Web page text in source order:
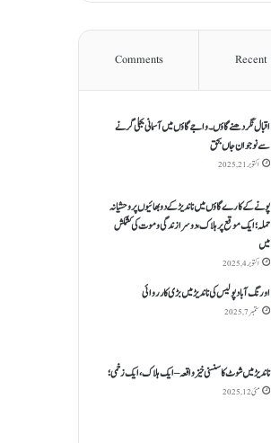
Recent
Comments
اقبال نگر دھنےگاؤں۔ واجےگاؤں میں آسمانی بجلی گرنے
سے نوجوان جاں بحق
اکتوبر 21, 2025
پونے کے کارےگاؤں میں ناندیڑ کے دو بھائیوں پر وحشیانہ
حملہ؛ ایک موقع پر ہلاک، دوسرا زندگی و موت کی کشمکش
میں
اکتوبر 4, 2025
اورنگ آباد پولیس کی ناندیڑ میں بڑی کارروائی
ستمبر 7, 2025
ناندیڑ میں شوٹ کا سنسنی خیز واقعہ – ایک ہلاک، ایک زخمی؛
مئی 12, 2025